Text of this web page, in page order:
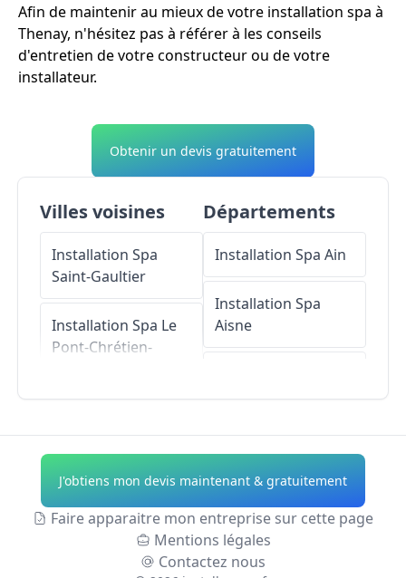
Afin de maintenir au mieux de votre installation spa à
Thenay, n'hésitez pas à référer à les conseils
d'entretien de votre constructeur ou de votre
installateur.
Obtenir un devis gratuitement
Villes voisines
Installation Spa
Saint-Gaultier
Installation Spa Le
Pont-Chrétien-
Nuret-le-Ferron
Installation Spa
Chasseneuil
Installation Spa
Départements
Installation Spa Ain
Installation Spa
Aisne
Allier
Provence
Installation Spa
Hautes-Alpes
J'obtiens mon devis maintenant & gratuitement
Faire apparaitre mon entreprise sur cette page
Mentions légales
Contactez nous